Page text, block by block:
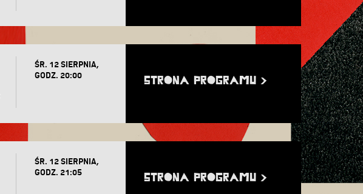
ŚR. 12 SIERPNIA,
GODZ. 20:00
STRONA PROGRAMU >
ŚR. 12 SIERPNIA,
GODZ. 21:05
STRONA PROGRAMU >